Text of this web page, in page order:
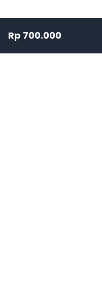
Rp 700.000